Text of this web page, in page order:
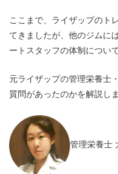
ここまで、ライザップのト
てきましたが、他のジムに
ートスタッフの体制につい
元ライザップの管理栄養士
質問があったのかを解説しま
管理栄養士